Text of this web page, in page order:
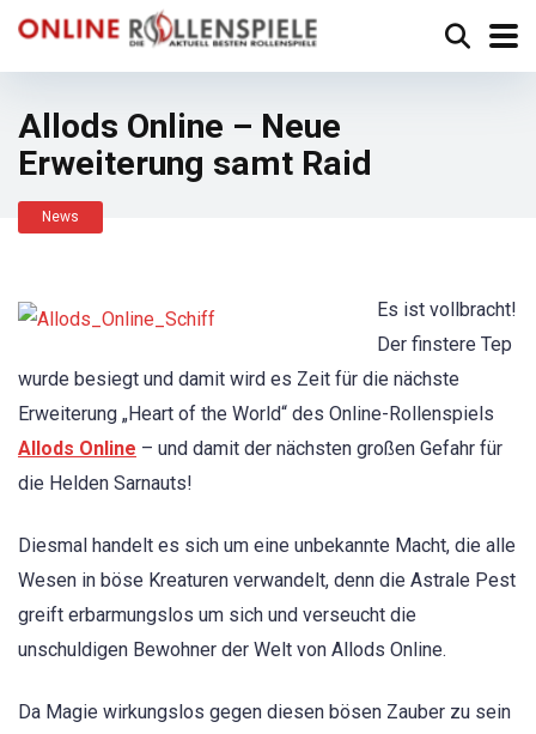
Allods Online – Neue
Erweiterung samt Raid
News
Es ist vollbracht!
Der finstere Tep
wurde besiegt und damit wird es Zeit für die nächste
Erweiterung „Heart of the World“ des Online-Rollenspiels
Allods Online – und damit der nächsten großen Gefahr für
die Helden Sarnauts!
Diesmal handelt es sich um eine unbekannte Macht, die alle
Wesen in böse Kreaturen verwandelt, denn die Astrale Pest
greift erbarmungslos um sich und verseucht die
unschuldigen Bewohner der Welt von Allods Online.
Da Magie wirkungslos gegen diesen bösen Zauber zu sein